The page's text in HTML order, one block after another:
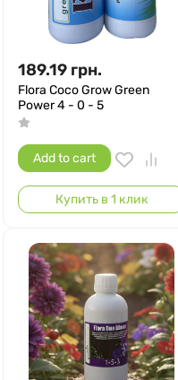
189.19 грн.
Flora Coco Grow Green
Power 4 - 0 - 5
Add to cart
Купить в 1 клик